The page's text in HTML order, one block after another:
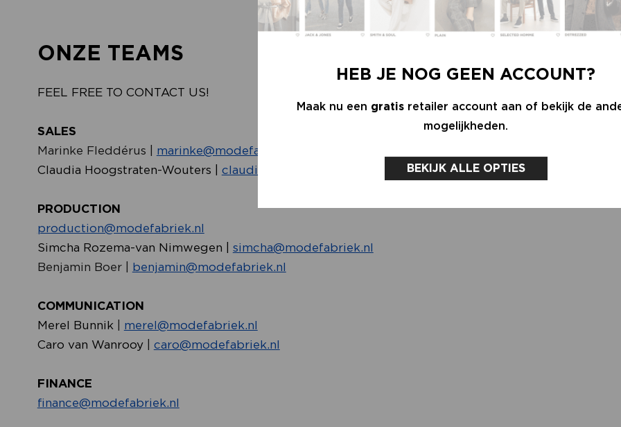
HEB JE NOG GEEN ACCOUNT?
Maak nu een gratisretailer account aan of bekijk de
mogelijkheden.
BEKIJK ALLE OPTIES
ONZE TEAMS
FEEL FREE TO CONTACT US!
SALES
Marinke Fleddérus | marinke@modefabriek.nl
Claudia Hoogstraten-Wouters | claudia@modefabriek.nl
PRODUCTION
production@modefabriek.nl
Simcha Rozema-van Nimwegen | simcha@modefabriek.nl
Benjamin Boer | benjamin@modefabriek.nl
COMMUNICATION
Merel Bunnik
merel@modefabriek.nl
Caro van Wanrooy
caro@modefabriek.nl
FINANCE
finance@modefabriek.nl